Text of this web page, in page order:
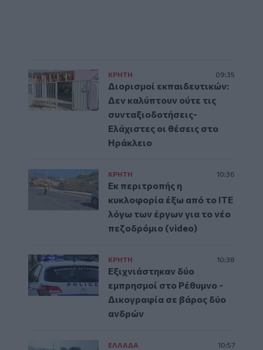
ΚΡΗΤΗ 09:35
Διορισμοί εκπαιδευτικών:
Δεν καλύπτουν ούτε τις
συνταξιοδοτήσεις-
Ελάχιστες οι θέσεις στο
Ηράκλειο
ΚΡΗΤΗ 10:36
Εκ περιτροπής η
κυκλοφορία έξω από το ΙΤΕ
λόγω των έργων για το νέο
πεζοδρόμιο (video)
ΚΡΗΤΗ 10:38
Εξιχνιάστηκαν δύο
εμπρησμοί στο Ρέθυμνο -
Δικογραφία σε βάρος δύο
ανδρών
ΕΛΛAΔΑ 10:57